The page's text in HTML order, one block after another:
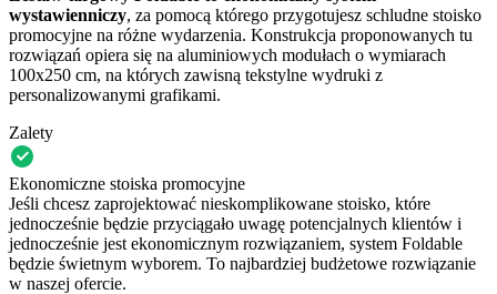
wystawienniczy, za pomocą którego przygotujesz schludne stoisko
promocyjne na różne wydarzenia. Konstrukcja proponowanych tu
rozwiązań opiera się na aluminiowych modułach o wymiarach
100x250 cm, na których zawisną tekstylne wydruki z
personalizowanymi grafikami.
Zalety
Ekonomiczne stoiska promocyjne
Jeśli chcesz zaprojektować nieskomplikowane stoisko, które
jednocześnie będzie przyciągało uwagę potencjalnych klientów i
jednocześnie jest ekonomicznym rozwiązaniem, system Foldable
będzie świetnym wyborem. To najbardziej budżetowe rozwiązanie
w naszej ofercie.